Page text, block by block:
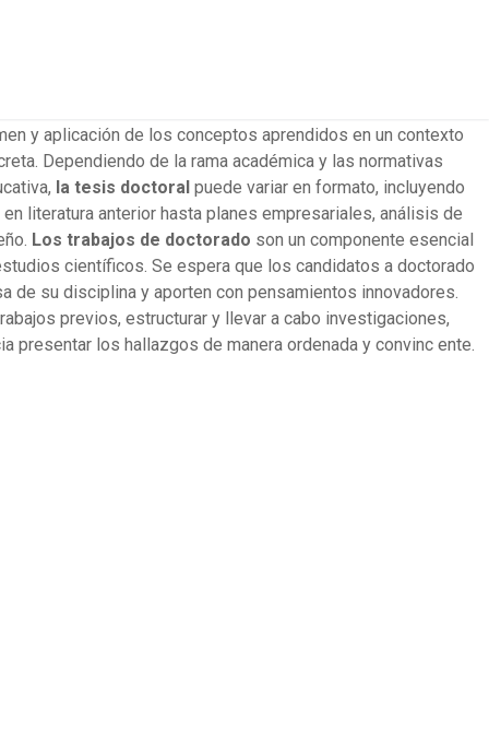
y aplicación de los conceptos aprendidos en un contexto
Dependiendo de la rama académica y las normativas
la tesis doctoral puede variar en formato, incluyendo
literatura anterior hasta planes empresariales, análisis de
Los trabajos de doctorado son un componente esencial
científicos. Se espera que los candidatos a doctorado
de su disciplina y aporten con pensamientos innovadores.
previos, estructurar y llevar a cabo investigaciones,
presentar los hallazgos de manera ordenada y convinc ente.